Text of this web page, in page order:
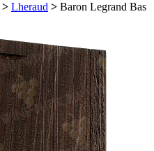
> Lheraud > Baron Legrand Bas